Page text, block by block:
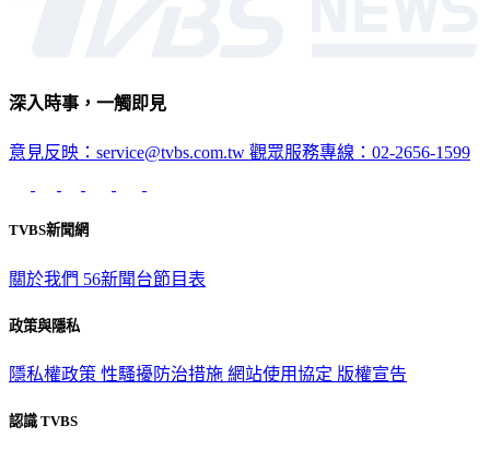
深入時事，一觸即見
意見反映：service@tvbs.com.tw 觀眾服務專線：02-2656-1599
TVBS新聞網
關於我們 56新聞台節目表
政策與隱私
隱私權政策 性騷擾防治措施 網站使用協定 版權宣告
認識 TVBS